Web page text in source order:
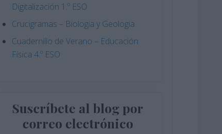
Digitalización 1.º ESO
Crucigramas – Biologia y Geologia
Cuadernillo de Verano – Educación
Física 4.º ESO
Suscríbete al blog por
correo electrónico